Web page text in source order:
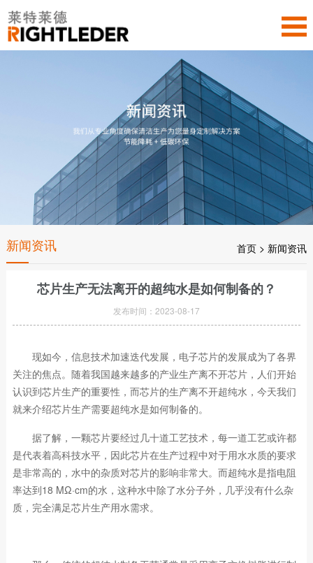
新闻资讯 首页 > 新闻资讯
芯片生产无法离开的超纯水是如何制备的？
发布时间：2023-08-17
现如今，信息技术加速迭代发展，电子芯片的发展成为了各界
关注的焦点。随着我国越来越多的产业生产离不开芯片，人们开始
认识到芯片生产的重要性，而芯片的生产离不开超纯水，今天我们
就来介绍芯片生产需要超纯水是如何制备的。
据了解，一颗芯片要经过几十道工艺技术，每一道工艺或许都
是代表着高科技水平，因此芯片在生产过程中对于用水水质的要求
是非常高的，水中的杂质对芯片的影响非常大。而超纯水是指电阻
率达到18 MΩ·cm的水，这种水中除了水分子外，几乎没有什么杂
质，完全满足芯片生产用水需求。